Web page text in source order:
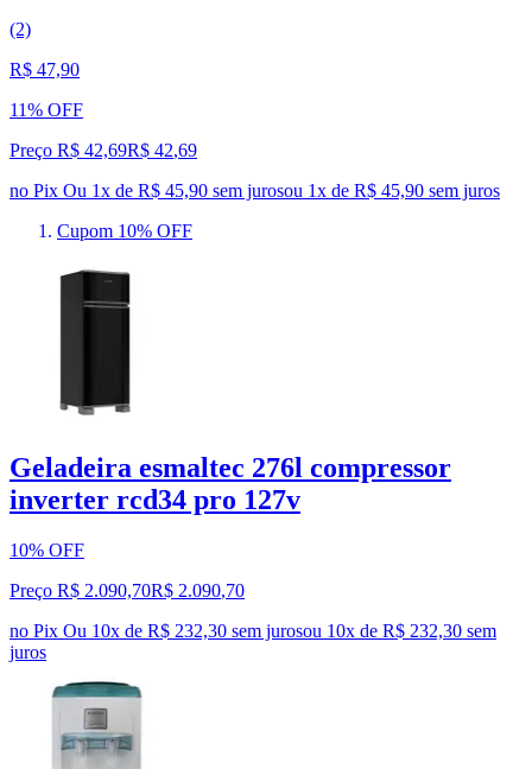
(2)
R$ 47,90
11% OFF
Preço R$ 42,69R$ 42,69
no Pix Ou 1x de R$ 45,90 sem jurosou 1x de R$ 45,90 sem juros
Cupom 10% OFF
Geladeira esmaltec 276l compressor
inverter rcd34 pro 127v
10% OFF
Preço R$ 2.090,70R$ 2.090,70
no Pix Ou 10x de R$ 232,30 sem jurosou 10x de R$ 232,30 sem
juros